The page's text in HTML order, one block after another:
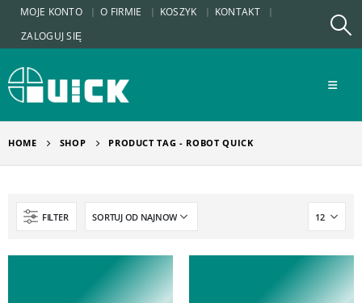
MOJE KONTO O FIRMIE KOSZYK
KONTAKT
ZALOGUJ SIĘ
HOME SHOP PRODUCT TAG - ROBOT QUICK
FILTER